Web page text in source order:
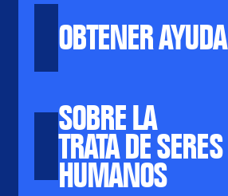
OBTENER AYUDA
SOBRE LA
TRATA DE SERES
HUMANOS